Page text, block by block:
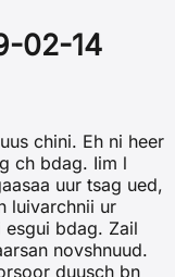
02-14
chini. Eh ni heer
ch bdag. Iim l
uur tsag ued,
luivarchnii ur
esgui bdag. Zail
novshnuud.
duusch bn